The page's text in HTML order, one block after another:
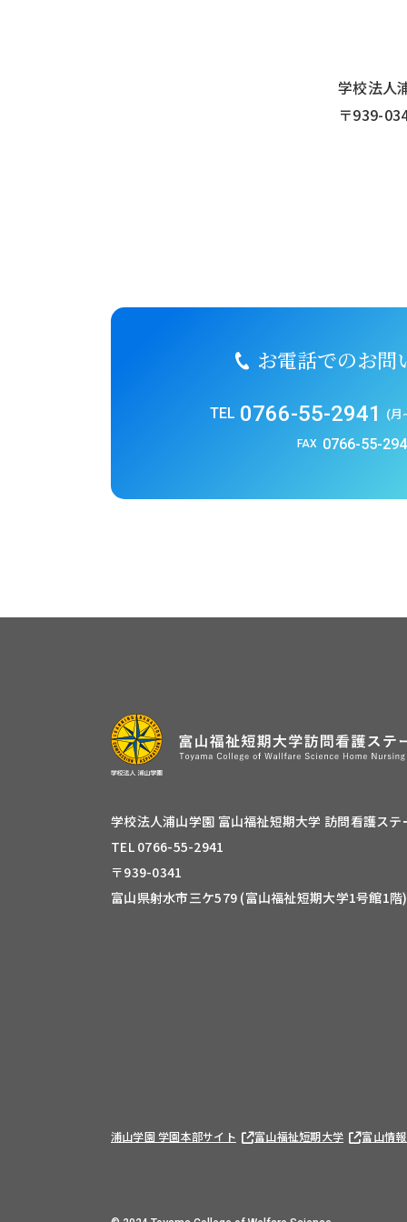
学校法人
〒939-
お電話でのお問
TEL 0766-55-2941 (月
FAX 0766-55-
学校法人浦山学園 富山福祉短期大学 訪問看護ステ
TEL 0766-55-2941
〒939-0341
富山県射水市三ケ579 (富山福祉短期大学1号館1階)
浦山学園 学園本部サイト 富山福祉短期大学 富山情